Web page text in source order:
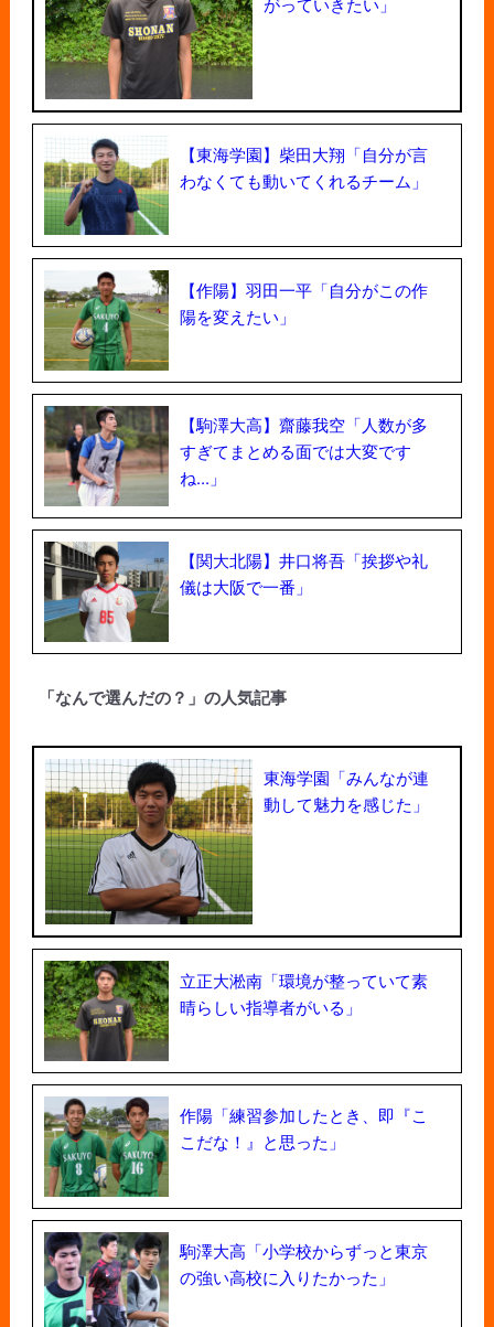
【東海学園】柴田大翔「自分が言
わなくても動いてくれるチーム」
【作陽】羽田一平「自分がこの作
陽を変えたい」
【駒澤大高】齋藤我空「人数が多
すぎてまとめる面では大変です
ね...」
【関大北陽】井口将吾「挨拶や礼
儀は大阪で一番」
「なんで選んだの？」の人気記事
東海学園「みんなが連
動して魅力を感じた」
立正大淞南「環境が整っていて素
晴らしい指導者がいる」
作陽「練習参加したとき、即『こ
こだな！』と思った」
駒澤大高「小学校からずっと東京
の強い高校に入りたかった」